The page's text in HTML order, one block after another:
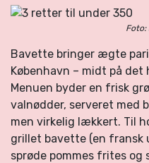
Foto:
Bavette bringer ægte
København – midt på det
Menuen byder en frisk
valnødder, serveret med
men virkelig lækkert. Til
grillet bavette (en fransk
sprøde pommes frites og